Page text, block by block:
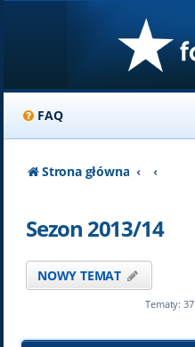
FAQ
Strona główna
Sezon 2013/14
NOWY TEMAT
Tematy: 37